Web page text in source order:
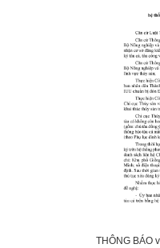
THÔNG BÁO